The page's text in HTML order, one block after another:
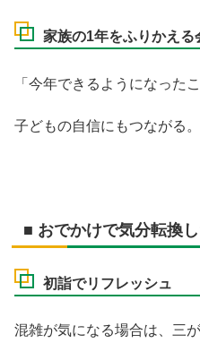
家族の1年をふりかえる
「今年できるようになった
子どもの自信にもつながる。
■ おでかけで気分転換
初詣でリフレッシュ
混雑が気になる場合は、三